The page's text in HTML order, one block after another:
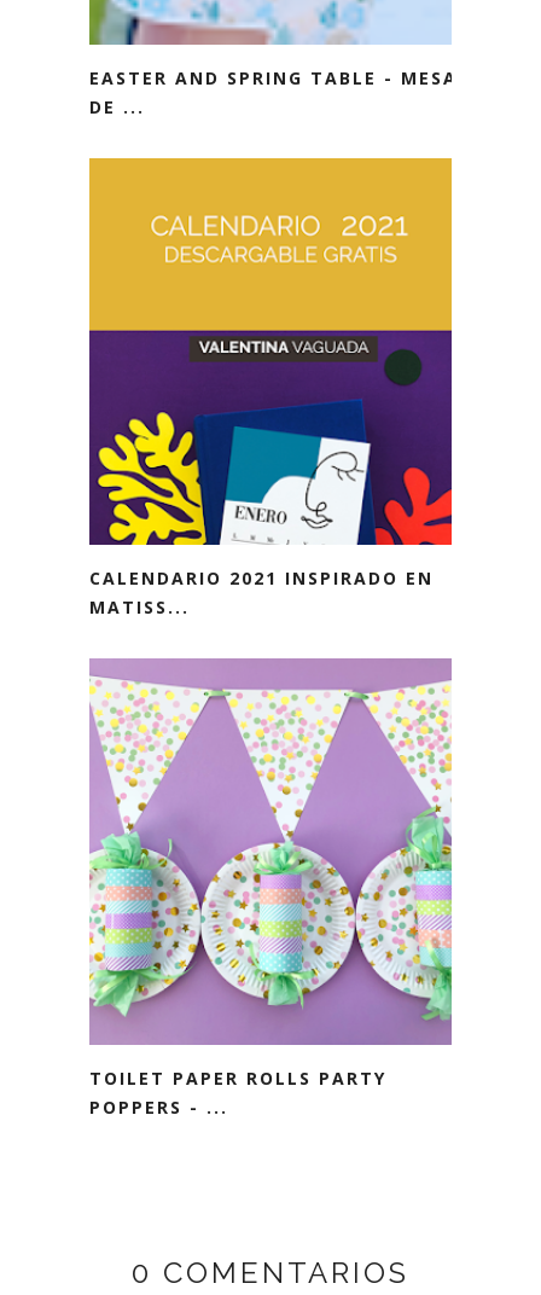
EASTER AND SPRING TABLE - MESA
DE ...
CALENDARIO 2021 INSPIRADO EN
MATISS...
TOILET PAPER ROLLS PARTY
POPPERS - ...
0 COMENTARIOS